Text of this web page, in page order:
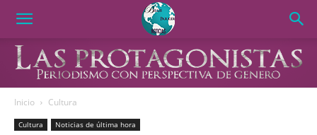
Inicio Cultura
Cultura Noticias de última hora